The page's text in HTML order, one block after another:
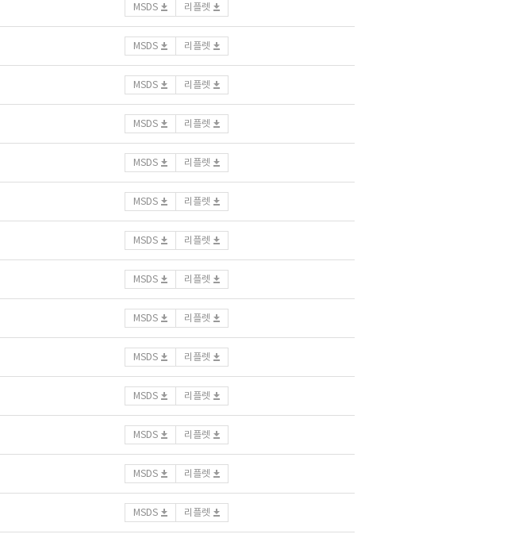
MSDS 리플렛
MSDS 리플렛
MSDS 리플렛
MSDS 리플렛
MSDS 리플렛
MSDS 리플렛
MSDS 리플렛
MSDS 리플렛
MSDS 리플렛
MSDS 리플렛
MSDS 리플렛
MSDS 리플렛
MSDS 리플렛
MSDS 리플렛